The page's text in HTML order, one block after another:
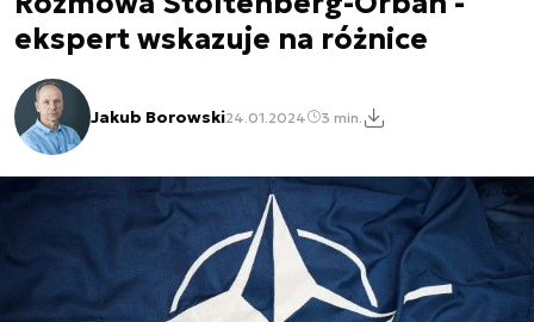
ekspert wskazuje na różnice
Jakub Borowski24.01.2024 3 min.